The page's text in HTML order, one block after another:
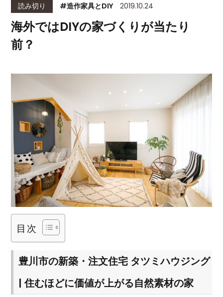
海外ではDIYの家づくりが当たり
前？
読み切り #造作家具とDIY 2019.10.24
目次
豊川市の新築・注文住宅 タツミハウジング
|住むほどに価値が上がる自然素材の家